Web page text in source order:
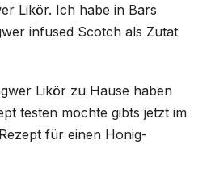
Likör. Ich habe in Bars
infused Scotch als Zutat
Likör zu Hause haben
testen möchte gibts jetzt im
für einen Honig-